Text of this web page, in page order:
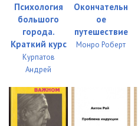
Психология
большого
города.
Краткий курс
Курпатов
Андрей
Окончательн
ое
путешествие
Монро Роберт